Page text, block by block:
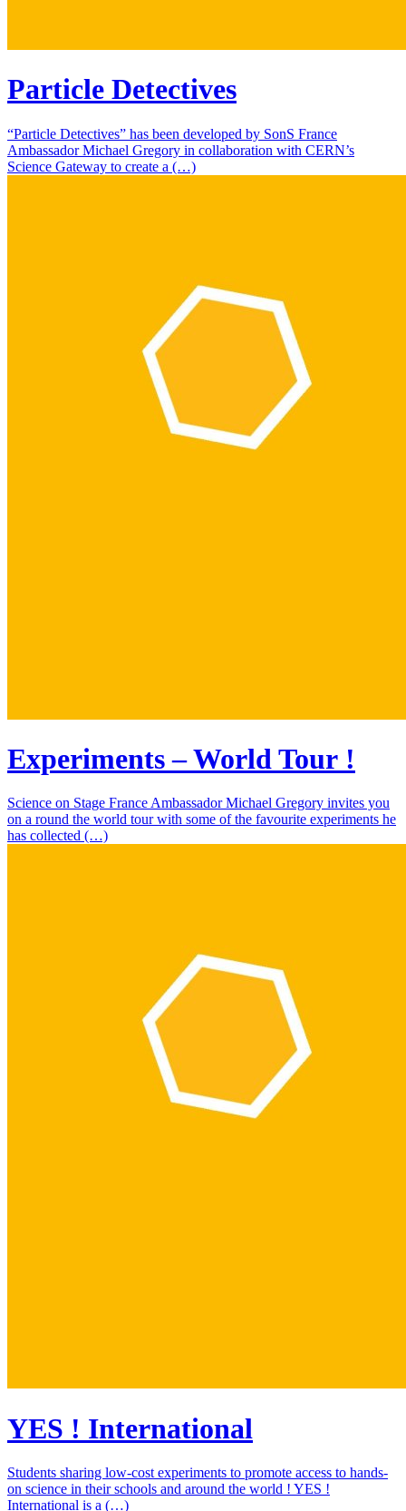
Particle Detectives
“Particle Detectives” has been developed by SonS France
Ambassador Michael Gregory in collaboration with CERN’s
Science Gateway to create a (…)
Experiments – World Tour !
Science on Stage France Ambassador Michael Gregory invites you
on a round the world tour with some of the favourite experiments he
has collected (…)
YES ! International
Students sharing low-cost experiments to promote access to hands-
on science in their schools and around the world ! YES !
International is a (…)